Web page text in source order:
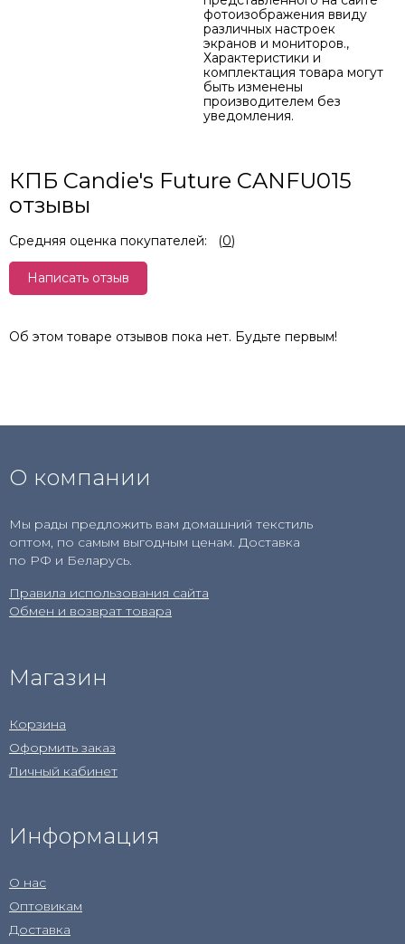
фотоизображения ввиду
различных настроек
экранов и мониторов.,
Характеристики и
комплектация товара могут
быть изменены
производителем без
уведомления.
КПБ Candie's Future CANFU015
отзывы
Средняя оценка покупателей: (0)
Написать отзыв
Об этом товаре отзывов пока нет. Будьте первым!
О компании
Мы рады предложить вам домашний текстиль
оптом, по самым выгодным ценам. Доставка
по РФ и Беларусь.
Правила использования сайта
Обмен и возврат товара
Магазин
Корзина
Оформить заказ
Личный кабинет
Информация
О нас
Оптовикам
Доставка